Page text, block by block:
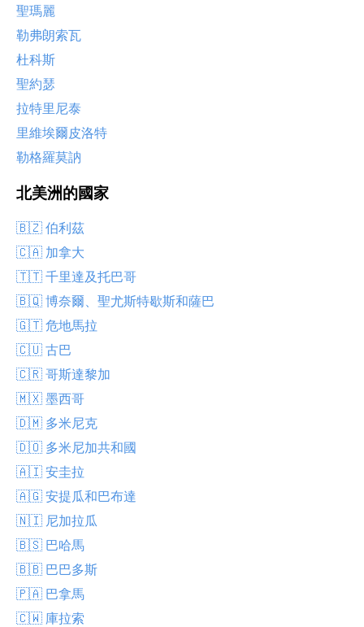
聖瑪麗
勒弗朗索瓦
杜科斯
聖約瑟
拉特里尼泰
里維埃爾皮洛特
勒格羅莫訥
北美洲的國家
🇧🇿 伯利茲
🇨🇦 加拿大
🇹🇹 千里達及托巴哥
🇧🇶 博奈爾、聖尤斯特歇斯和薩巴
🇬🇹 危地馬拉
🇨🇺 古巴
🇨🇷 哥斯達黎加
🇲🇽 墨西哥
🇩🇲 多米尼克
🇩🇴 多米尼加共和國
🇦🇮 安圭拉
🇦🇬 安提瓜和巴布達
🇳🇮 尼加拉瓜
🇧🇸 巴哈馬
🇧🇧 巴巴多斯
🇵🇦 巴拿馬
🇨🇼 庫拉索